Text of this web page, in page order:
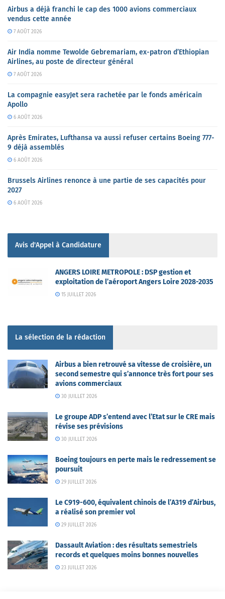
Airbus a déjà franchi le cap des 1000 avions commerciaux
vendus cette année
7 AOÛT 2026
Air India nomme Tewolde Gebremariam, ex-patron d’Ethiopian
Airlines, au poste de directeur général
7 AOÛT 2026
La compagnie easyJet sera rachetée par le fonds américain
Apollo
6 AOÛT 2026
Après Emirates, Lufthansa va aussi refuser certains Boeing 777-
9 déjà assemblés
6 AOÛT 2026
Brussels Airlines renonce à une partie de ses capacités pour
2027
6 AOÛT 2026
Avis d'Appel à Candidature
ANGERS LOIRE METROPOLE : DSP gestion et
exploitation de l’aéroport Angers Loire 2028-2035
15 JUILLET 2026
La sélection de la rédaction
Airbus a bien retrouvé sa vitesse de croisière, un
second semestre qui s’annonce très fort pour ses
avions commerciaux
30 JUILLET 2026
Le groupe ADP s’entend avec l’Etat sur le CRE mais
révise ses prévisions
30 JUILLET 2026
Boeing toujours en perte mais le redressement se
poursuit
29 JUILLET 2026
Le C919-600, équivalent chinois de l’A319 d’Airbus,
a réalisé son premier vol
29 JUILLET 2026
Dassault Aviation : des résultats semestriels
records et quelques moins bonnes nouvelles
23 JUILLET 2026